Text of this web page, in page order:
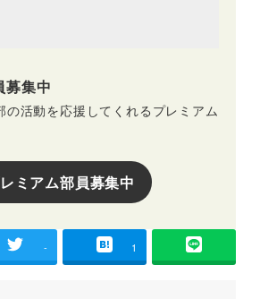
募集中
の活動を応援してくれるプレミアム
ミアム部員募集中
- 1